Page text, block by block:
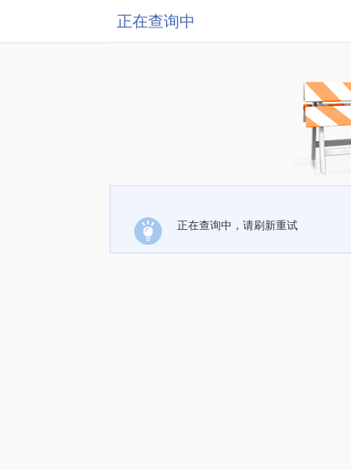
正在查询中
正在查询中，请刷新重试